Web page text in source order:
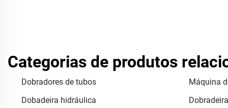
Categorias de produtos
Dobradores de tubos
Máquina
Dobadeira hidráulica